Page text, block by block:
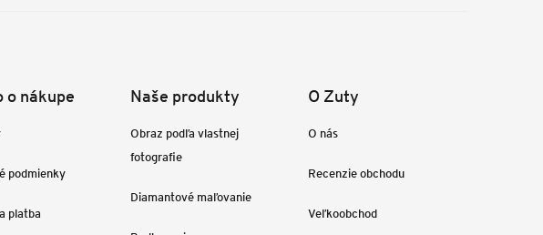
o nákupe
podmienky
platba
Naše produkty
Obraz podľa vlastnej
fotografie
Diamantové maľovanie
O Zuty
O nás
Recenzie obchodu
Veľkoobchod